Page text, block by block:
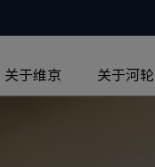
关于维京 关于河轮